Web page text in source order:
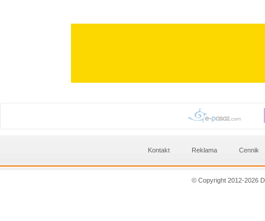
Kontakt Reklama Cennik
© Copyright 2012-2026